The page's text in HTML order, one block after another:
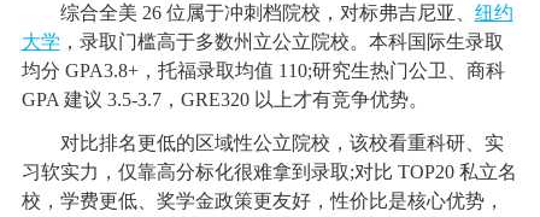
综合全美 26 位属于冲刺档院校，对标弗吉尼亚、 纽约
大学 ，录取门槛高于多数州立公立院校。本科国际生录取
均分 GPA3.8+，托福录取均值 110;研究生热门公卫、商科
GPA 建议 3.5-3.7，GRE320 以上才有竞争优势。
对比排名更低的区域性公立院校，该校看重科研、实
习软实力，仅靠高分标化很难拿到录取;对比 TOP20 私立名
校，学费更低、奖学金政策更友好，性价比是核心优势，